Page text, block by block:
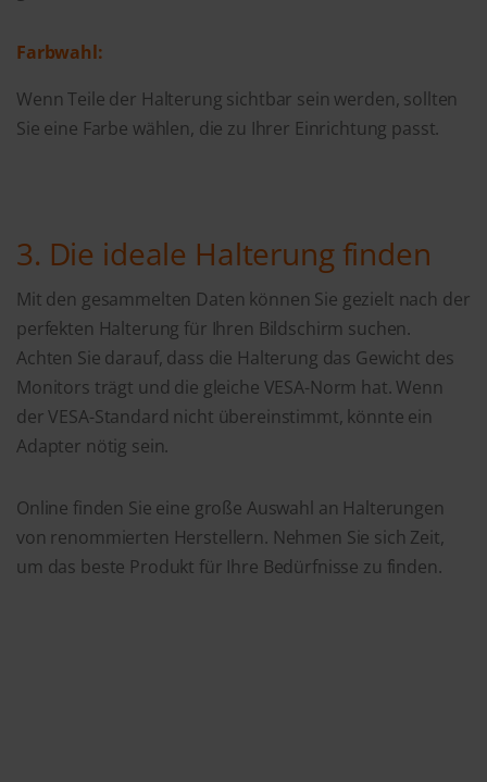
Farbwahl:
Wenn Teile der Halterung sichtbar sein werden, sollten
Sie eine Farbe wählen, die zu Ihrer Einrichtung passt.
3. Die ideale Halterung finden
Mit den gesammelten Daten können Sie gezielt nach der
perfekten Halterung für Ihren Bildschirm suchen.
Achten Sie darauf, dass die Halterung das Gewicht des
Monitors trägt und die gleiche VESA-Norm hat. Wenn
der VESA-Standard nicht übereinstimmt, könnte ein
Adapter nötig sein.
Online finden Sie eine große Auswahl an Halterungen
von renommierten Herstellern. Nehmen Sie sich Zeit,
um das beste Produkt für Ihre Bedürfnisse zu finden.